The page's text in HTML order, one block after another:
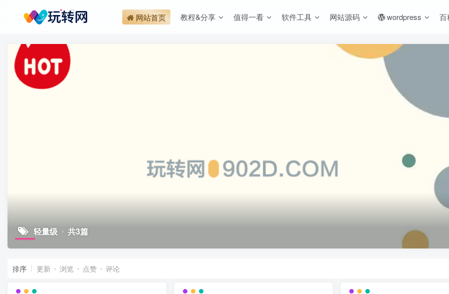
网站首页 教程&分享 值得一看 软件工具 网站源码 wordpress 百
轻量级 共3篇
排序 更新 浏览 点赞 评论